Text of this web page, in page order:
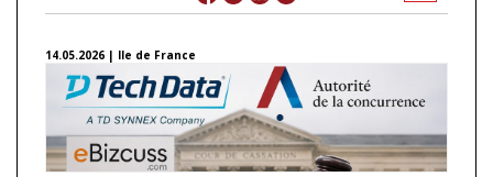
14.05.2026 | Ile de France